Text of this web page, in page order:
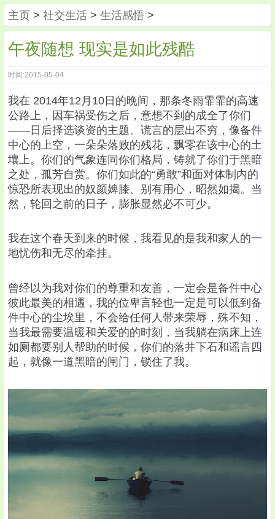
主页 > 社交生活 > 生活感悟 >
午夜随想 现实是如此残酷
时间:2015-05-04
我在 2014年12月10日的晚间，那条冬雨霏霏的高速
公路上，因车祸受伤之后，意想不到的成全了你们
——日后择选谈资的主题。谎言的层出不穷，像备件
中心的上空，一朵朵落败的残花，飘零在该中心的土
壤上。你们的气象连同你们格局，铸就了你们于黑暗
之处，孤芳自赏。你们如此的“勇敢”和面对体制内的
惊恐所表现出的奴颜婢膝、别有用心，昭然如揭。当
然，轮回之前的日子，膨胀显然必不可少。
我在这个春天到来的时候，我看见的是我和家人的一
地忧伤和无尽的牵挂。
曾经以为我对你们的尊重和友善，一定会是备件中心
彼此最美的相遇，我的位卑言轻也一定是可以低到备
件中心的尘埃里，不会给任何人带来荣辱，殊不知，
当我最需要温暖和关爱的的时刻，当我躺在病床上连
如厕都要别人帮助的时候，你们的落井下石和谣言四
起，就像一道黑暗的闸门，锁住了我。